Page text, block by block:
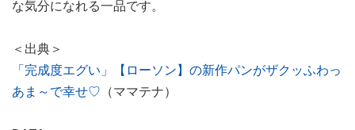
な気分になれる一品です。
＜出典＞
「完成度エグい」【ローソン】の新作パンがザクッふわっ
あま～で幸せ♡ （ママテナ）